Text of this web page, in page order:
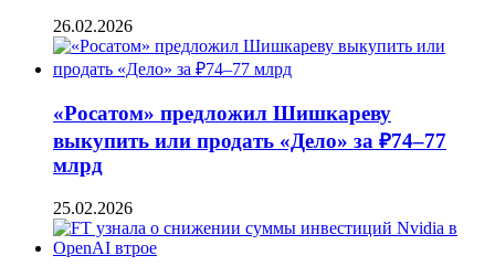
26.02.2026
«Росатом» предложил Шишкареву
выкупить или продать «Дело» за ₽74–77
млрд
25.02.2026